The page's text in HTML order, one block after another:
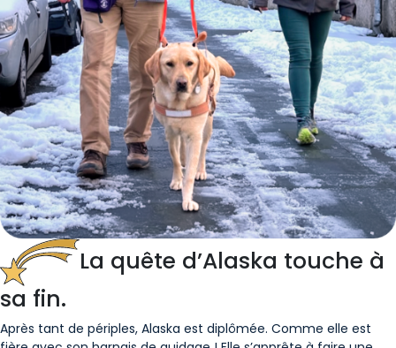
La quête d’Alaska touche à
sa fin.
Après tant de périples, Alaska est diplômée. Comme elle est